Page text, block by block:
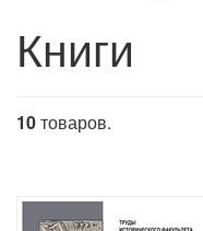
Книги
10товаров.